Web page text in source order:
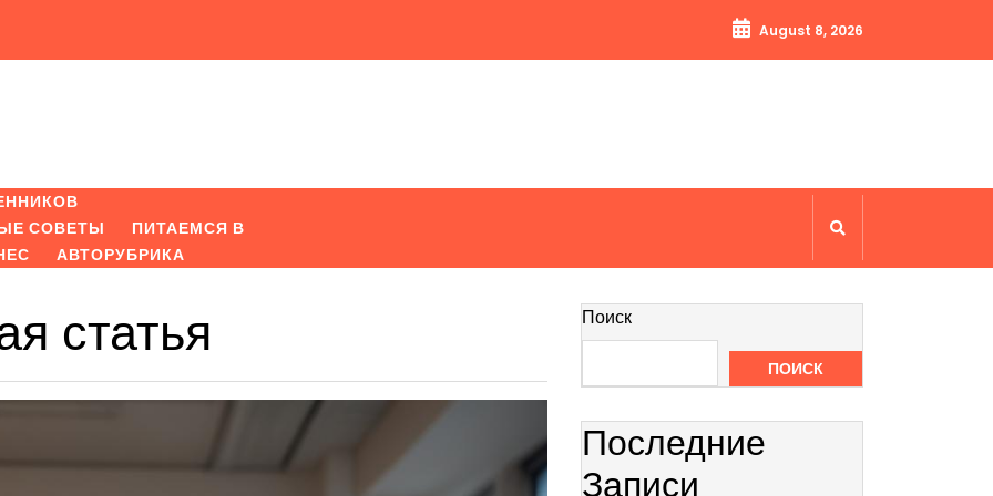
August 8, 2026
СОВЕТЫ
ПИТАЕМСЯ В
АВТОРУБРИКА
статья Поиск
ПОИСК
Последние
Записи